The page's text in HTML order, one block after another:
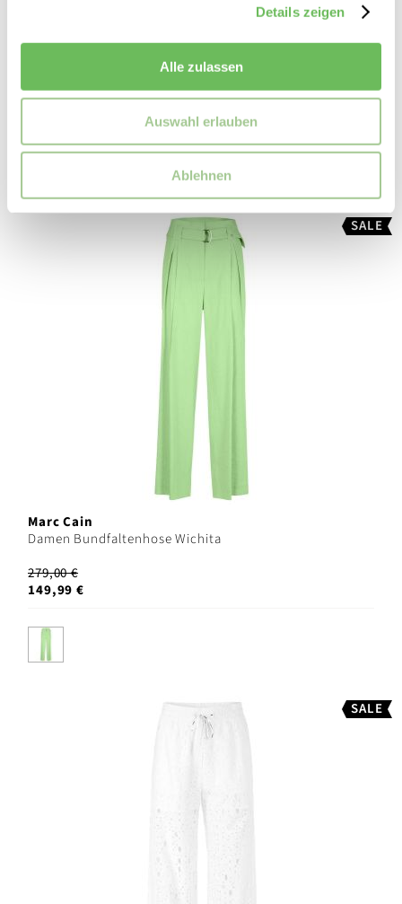
Details zeigen
Alle zulassen
Auswahl erlauben
Ablehnen
Cambio
189,90 €
SALE
Marc Cain
Damen Bundfaltenhose Wichita
279,00 €
149,99 €
SALE